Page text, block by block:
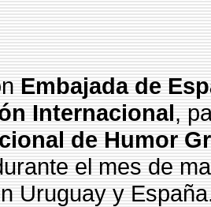
Embajada de
Internacional,
de Humor
el mes de
Uruguay y